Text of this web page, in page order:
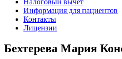
Налоговый вычет
Информация для пациентов
Контакты
Лицензии
Бехтерева Мария